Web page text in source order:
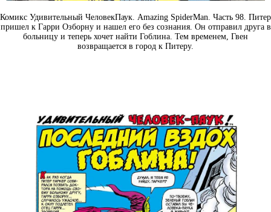
Комикс Удивительный ЧеловекПаук. Amazing SpiderMan. Часть 98. Питер
пришел к Гарри Озборну и нашел его без сознания. Он отправил друга в
больницу и теперь хочет найти Гоблина. Тем временем, Гвен
возвращается в город к Питеру.